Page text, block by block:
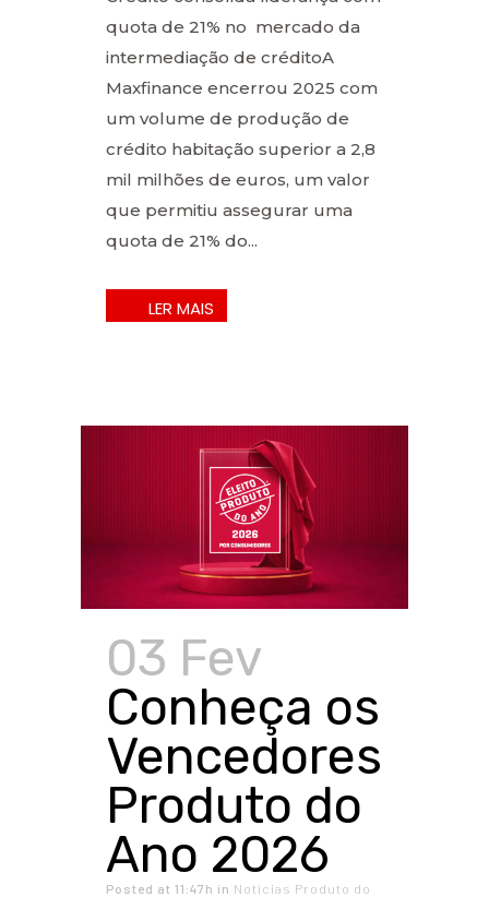
quota de 21% no mercado da
intermediação de créditoA
Maxfinance encerrou 2025 com
um volume de produção de
crédito habitação superior a 2,8
mil milhões de euros, um valor
que permitiu assegurar uma
quota de 21% do...
03 Fev
Conheça os
Vencedores
Produto do
Ano 2026
Posted at 11:47h in Notícias Produto do